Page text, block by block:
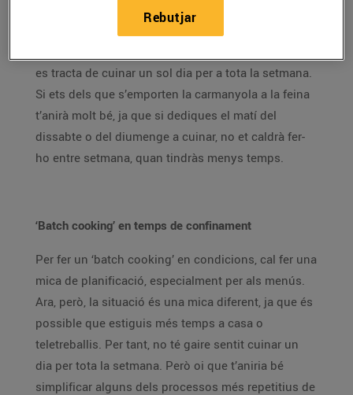
Encara ens queden unes setmanes de confinament
es tracta de cuinar un sol dia per a tota la setmana.
Si ets dels que s’emporten la carmanyola a la feina
t’anirà molt bé, ja que si dediques el matí del
dissabte o del diumenge a cuinar, no et caldrà fer-
ho entre setmana, quan tindràs menys temps.
‘Batch cooking’ en temps de confinament
Per fer un ‘batch cooking’ en condicions, cal fer una
mica de planificació, especialment per als menús.
Ara, però, la situació és una mica diferent, ja que és
possible que estiguis més temps a casa o
teletreballis. Per tant, no té gaire sentit cuinar un
dia per tota la setmana. Però oi que t’aniria bé
simplificar alguns dels processos més repetitius de
Rebutjar